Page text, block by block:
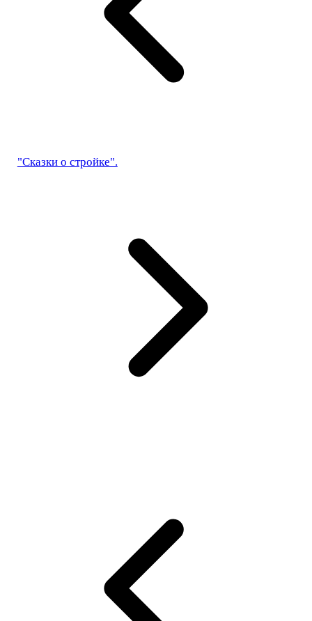
"Сказки о стройке".